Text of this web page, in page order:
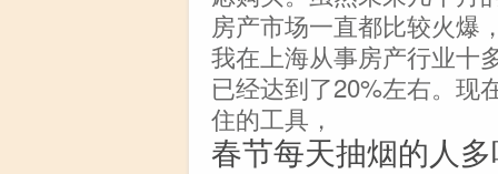
房产市场一直都比较火爆
我在上海从事房产行业十
已经达到了20%左右。现
住的工具，
春节每天抽烟的人